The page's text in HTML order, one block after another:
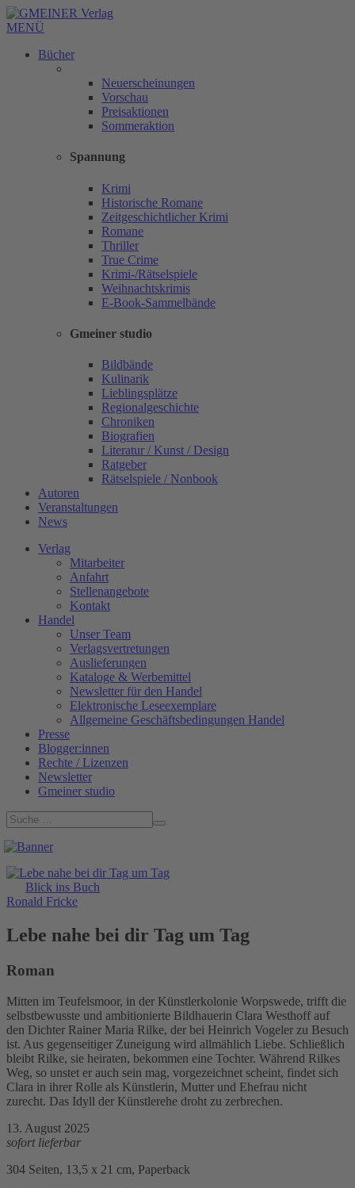
MENÜ
Bücher
Neuerscheinungen
Vorschau
Preisaktionen
Sommeraktion
Spannung
Krimi
Historische Romane
Zeitgeschichtlicher Krimi
Romane
Thriller
True Crime
Krimi-/Rätselspiele
Weihnachtskrimis
E-Book-Sammelbände
Gmeiner studio
Bildbände
Kulinarik
Lieblingsplätze
Regionalgeschichte
Chroniken
Biografien
Literatur / Kunst / Design
Ratgeber
Rätselspiele / Nonbook
Autoren
Veranstaltungen
News
Verlag
Mitarbeiter
Anfahrt
Stellenangebote
Kontakt
Handel
Unser Team
Verlagsvertretungen
Auslieferungen
Kataloge & Werbemittel
Newsletter für den Handel
Elektronische Leseexemplare
Allgemeine Geschäftsbedingungen Handel
Presse
Blogger:innen
Rechte / Lizenzen
Newsletter
Gmeiner studio
Blick ins Buch
Ronald Fricke
Lebe nahe bei dir Tag um Tag
Roman
Mitten im Teufelsmoor, in der Künstlerkolonie Worpswede, trifft die
selbstbewusste und ambitionierte Bildhauerin Clara Westhoff auf
den Dichter Rainer Maria Rilke, der bei Heinrich Vogeler zu Besuch
ist. Aus gegenseitiger Zuneigung wird allmählich Liebe. Schließlich
bleibt Rilke, sie heiraten, bekommen eine Tochter. Während Rilkes
Weg, so unstet er auch sein mag, vorgezeichnet scheint, findet sich
Clara in ihrer Rolle als Künstlerin, Mutter und Ehefrau nicht
zurecht. Das Idyll der Künstlerehe droht zu zerbrechen.
13. August 2025
sofort lieferbar
304 Seiten, 13,5 x 21 cm, Paperback